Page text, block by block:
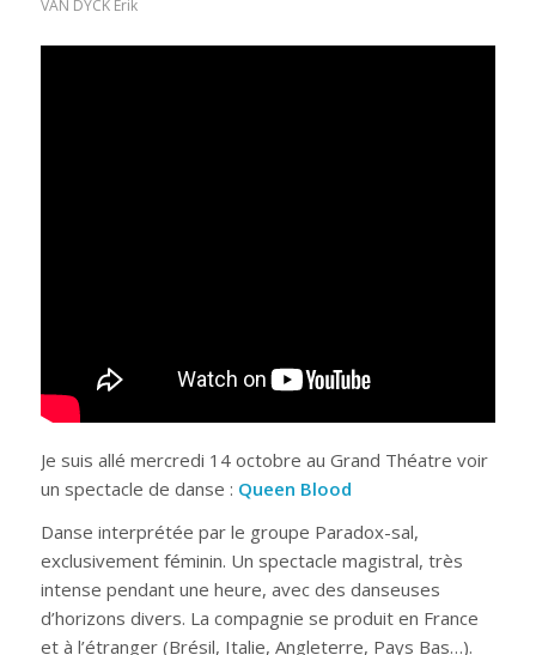
VAN DYCK Erik
Je suis allé mercredi 14 octobre au Grand Théatre voir
un spectacle de danse : Queen Blood
Danse interprétée par le groupe Paradox-sal,
exclusivement féminin. Un spectacle magistral, très
intense pendant une heure, avec des danseuses
d’horizons divers. La compagnie se produit en France
et à l’étranger (Brésil, Italie, Angleterre, Pays Bas…).